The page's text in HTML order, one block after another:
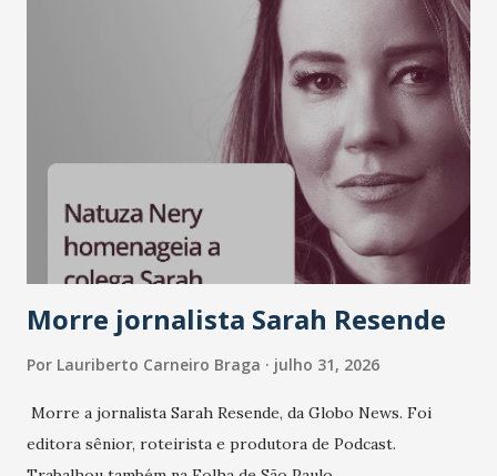
Morre jornalista Sarah Resende
Por Lauriberto Carneiro Braga julho 31, 2026
Morre a jornalista Sarah Resende, da Globo News. Foi
editora sênior, roteirista e produtora de Podcast.